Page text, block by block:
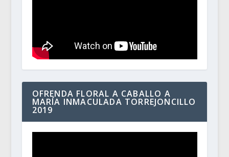
OFRENDA FLORAL A CABALLO A
MARÍA INMACULADA TORREJONCILLO
2019